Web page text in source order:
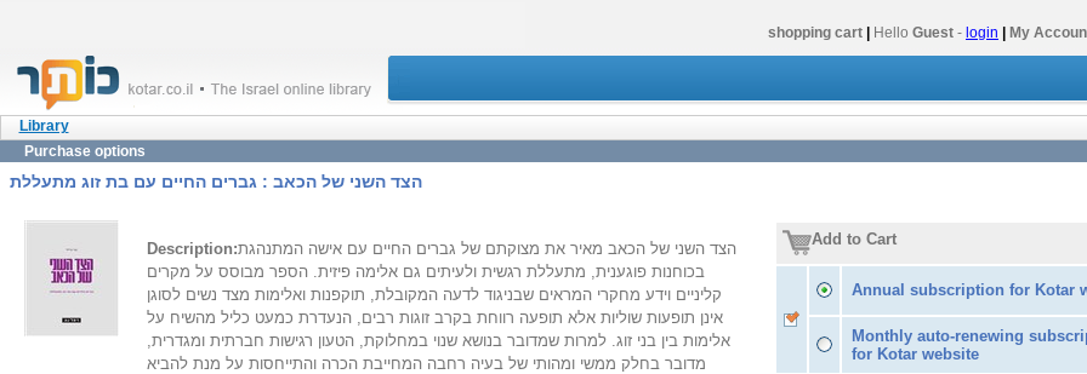
shopping cart Hello Guest - login My
Library
Purchase options
הצד השני של הכאב : גברים החיים עם בת זוג מתעללת
Description:הצד השני של הכאב מאיר את מצוקתם של גברים החיים עם אישה המתנהגת
בכוחנות פוגענית, מתעללת רגשית ולעיתים גם אלימה פיזית. הספר מבוסס על מקרים
קליניים וידע מחקרי המראים שבניגוד לדעה המקובלת, תוקפנות ואלימות מצד נשים לסוגן
אינן תופעות שוליות אלא תופעה רווחת בקרב זוגות רבים, הנעדרת כמעט כליל מהשיח על
אלימות בין בני זוג. למרות שמדובר בנושא שנוי במחלוקת, הטעון רגישות חברתית ומגדרית,
מדובר בחלק ממשי ומהותי של בעיה רחבה המחייבת הכרה והתייחסות על מנת להביא
Add to Cart
Annual subscription for Kotar
Monthly auto-renewing
for Kotar website